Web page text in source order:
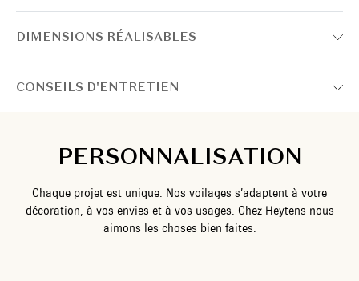
DIMENSIONS RÉALISABLES
CONSEILS D'ENTRETIEN
PERSONNALISATION
Chaque projet est unique. Nos voilages s’adaptent à votre
décoration, à vos envies et à vos usages. Chez Heytens nous
aimons les choses bien faites.